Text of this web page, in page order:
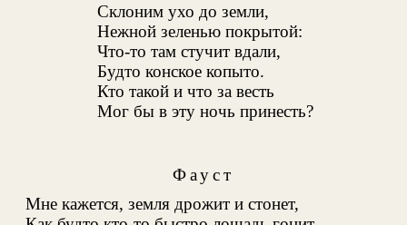
Склоним ухо до земли,
Нежной зеленью покрытой:
Что-то там стучит вдали,
Будто конское копыто.
Кто такой и что за весть
Мог бы в эту ночь принесть?
Фауст
Мне кажется, земля дрожит и стонет,